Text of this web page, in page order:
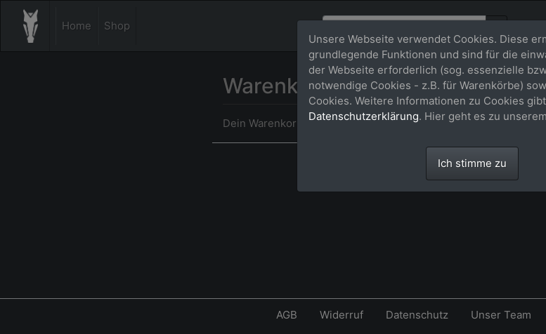
Home Shop
Warenkorb
Dein Warenkorb ist leer.
Unsere Webseite verwendet Cookies. Diese
grundlegende Funktionen und sind für die
der Webseite erforderlich (sog. essenzielle
notwendige Cookies - z.B. für Warenkörbe)
Cookies. Weitere Informationen zu Cookies
Datenschutzerklärung. Hier geht es zu unserem
Ich stimme zu
AGB Widerruf Datenschutz Unser Team